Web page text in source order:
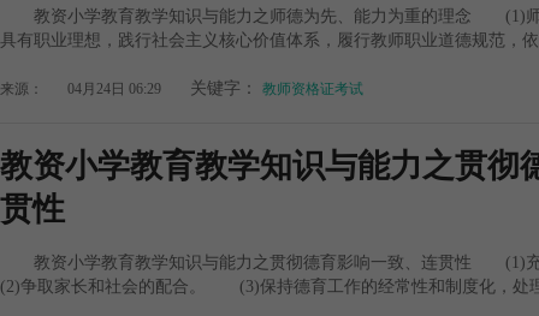
教资小学教育教学知识与能力之师德为先、能力为重的理念 (1)
具有职业理想，践行社会主义核心价值体系，履行教师职业道德规范，
来源： 04月24日 06:29 关键字： 教师资格证考试
教资小学教育教学知识与能力之贯彻
贯性
教资小学教育教学知识与能力之贯彻德育影响一致、连贯性
(2)争取家长和社会的配合。 (3)保持德育工作的经常性和制度化，